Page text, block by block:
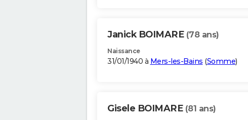
Janick BOIMARE (78 ans)
Naissance
31/01/1940 à Mers-les-Bains (Somme)
Gisele BOIMARE (81 ans)